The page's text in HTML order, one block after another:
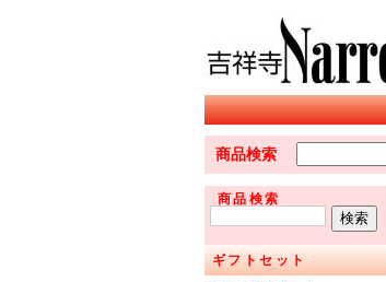
商品検索
商品検索
ギフトセット